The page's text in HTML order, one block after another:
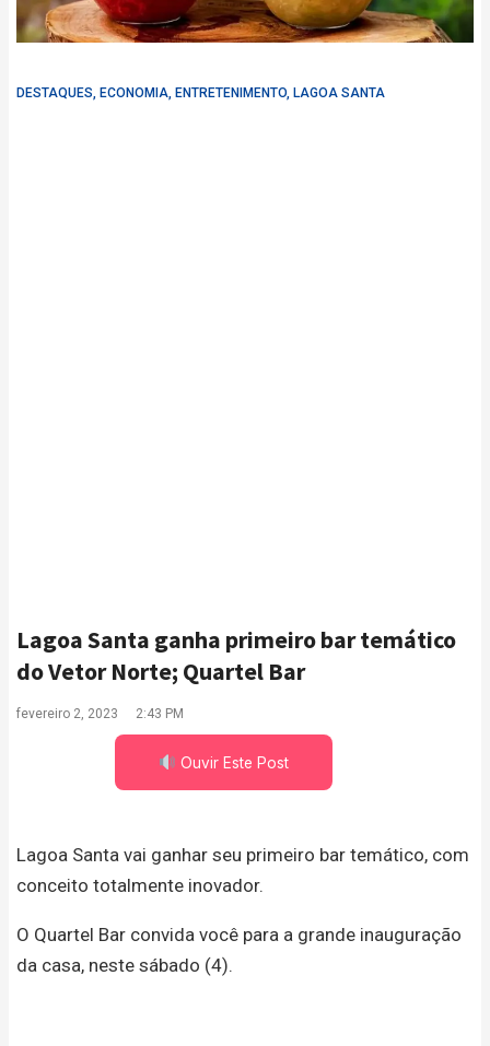
DESTAQUES, ECONOMIA, ENTRETENIMENTO, LAGOA SANTA
Lagoa Santa ganha primeiro bar temático
do Vetor Norte; Quartel Bar
fevereiro 2, 2023 2:43 PM
Ouvir Este Post
Lagoa Santa vai ganhar seu primeiro bar temático, com
conceito totalmente inovador.
O Quartel Bar convida você para a grande inauguração
da casa, neste sábado (4).